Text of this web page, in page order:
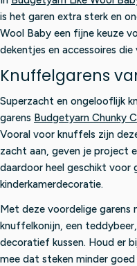
is het garen extra sterk en
Wool Baby een fijne keuze
dekentjes en accessoires
Knuffelgarens
Superzacht en ongelooflijk
garens Budgetyarn Chunky
Vooral voor knuffels zijn
zacht aan, geven je project
daardoor heel geschikt voor
kinderkamerdecoratie.
Met deze voordelige garens
knuffelkonijn, een
decoratief kussen. Houd er
mee dat steken minder